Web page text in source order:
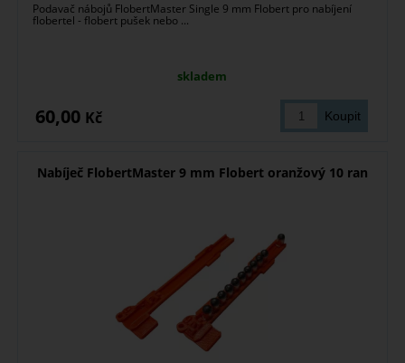
Podavač nábojů FlobertMaster Single 9 mm Flobert pro nabíjení
flobertel - flobert pušek nebo ...
skladem
60,00 Kč
Nabíječ FlobertMaster 9 mm Flobert oranžový 10 ran